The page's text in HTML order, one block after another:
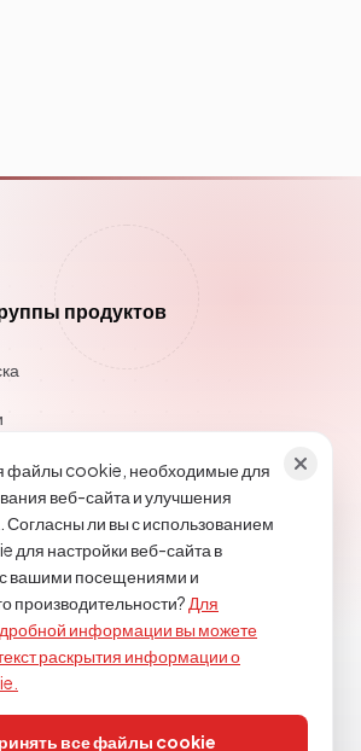
продуктов
химия
полиуретан
файлы cookie, необходимые для
веб-сайта и улучшения
Согласны ли вы с использованием
для настройки веб-сайта в
с вашими посещениями и
производительности? Для
информации вы можете
раскрытия информации о
все файлы cookie